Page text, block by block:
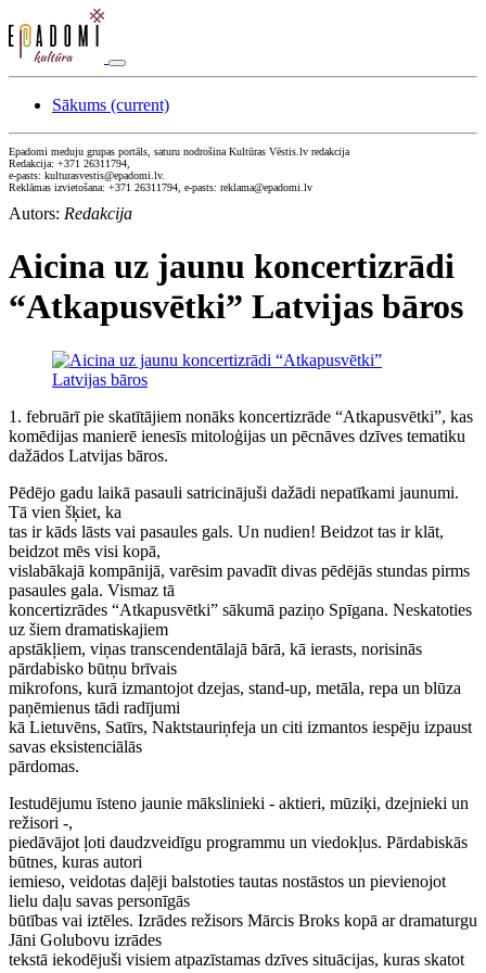
Sākums (current)
Epadomi meduju grupas portāls, saturu nodrošina Kultūras Vēstis.lv redakcija
Redakcija: +371 26311794,
e-pasts: kulturasvestis@epadomi.lv.
Reklāmas izvietošana: +371 26311794, e-pasts: reklama@epadomi.lv
Autors: Redakcija
Aicina uz jaunu koncertizrādi
“Atkapusvētki” Latvijas bāros
1. februārī pie skatītājiem nonāks koncertizrāde “Atkapusvētki”, kas
komēdijas manierē ienesīs mitoloģijas un pēcnāves dzīves tematiku
dažādos Latvijas bāros.
Pēdējo gadu laikā pasauli satricinājuši dažādi nepatīkami jaunumi.
Tā vien šķiet, ka
tas ir kāds lāsts vai pasaules gals. Un nudien! Beidzot tas ir klāt,
beidzot mēs visi kopā,
vislabākajā kompānijā, varēsim pavadīt divas pēdējās stundas pirms
pasaules gala. Vismaz tā
koncertizrādes “Atkapusvētki” sākumā paziņo Spīgana. Neskatoties
uz šiem dramatiskajiem
apstākļiem, viņas transcendentālajā bārā, kā ierasts, norisinās
pārdabisko būtņu brīvais
mikrofons, kurā izmantojot dzejas, stand-up, metāla, repa un blūza
paņēmienus tādi radījumi
kā Lietuvēns, Satīrs, Naktstauriņfeja un citi izmantos iespēju izpaust
savas eksistenciālās
pārdomas.
Iestudējumu īsteno jaunie mākslinieki - aktieri, mūziķi, dzejnieki un
režisori -,
piedāvājot ļoti daudzveidīgu programmu un viedokļus. Pārdabiskās
būtnes, kuras autori
iemieso, veidotas daļēji balstoties tautas nostāstos un pievienojot
lielu daļu savas personīgās
būtības vai iztēles. Izrādes režisors Mārcis Broks kopā ar dramaturgu
Jāni Golubovu izrādes
tekstā iekodējuši visiem atpazīstamas dzīves situācijas, kuras skatot